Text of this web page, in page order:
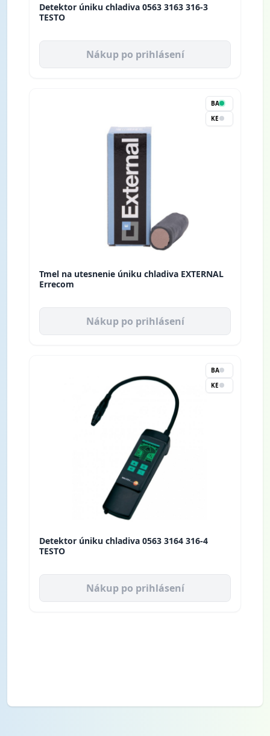
Detektor úniku chladiva 0563 3163 316-3
TESTO
Nákup po prihlásení
BA
KE
Tmel na utesnenie úniku chladiva EXTERNAL
Errecom
Nákup po prihlásení
BA
KE
Detektor úniku chladiva 0563 3164 316-4
TESTO
Nákup po prihlásení